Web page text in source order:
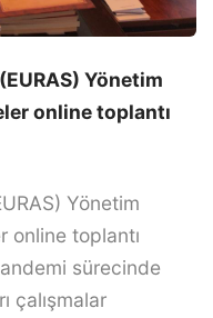
Yönetim
online toplantı
Yönetim
online toplantı
sürecinde
çalışmalar